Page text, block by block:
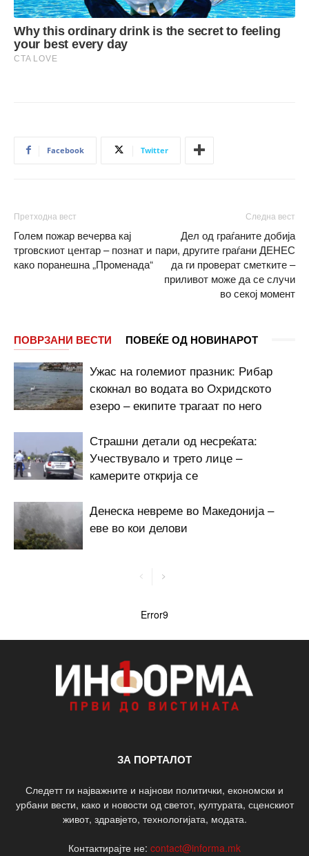
Facebook Twitter
Претходна вест
Голем пожар вечерва кај
трговскиот центар – познат и
како поранешна „Променада“
Следна вест
Дел од граѓаните добија
пари, другите граѓани ДЕНЕС
да ги проверат сметките –
приливот може да се случи
во секој момент
ПОВРЗАНИ ВЕСТИ ПОВЕЌЕ ОД НОВИНАРОТ
Ужас на големиот празник: Рибар
скокнал во водата во Охридското
езеро – екипите трагаат по него
Страшни детали од несреќата:
Учествувало и трето лице –
камерите открија се
Денеска невреме во Македонија –
еве во кои делови
Error9
ЗА ПОРТАЛОТ
Следетт ги најважните и најнови политички, економски и
урбани вести, како и новости од светот, културата, сценскиот
живот, здравјето, технологијата, модата.
Контактирајте не: contact@informa.mk